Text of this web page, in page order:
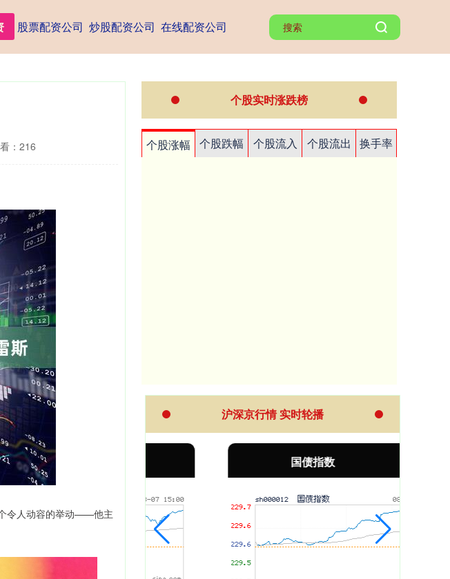
股票配资公司 炒股配资公司 在线配资公司
：216
令人动容的举动——他主
个股实时涨跌榜
个股涨幅 个股跌幅 个股流入 个股流出 换手率
沪深京行情 实时轮播
数